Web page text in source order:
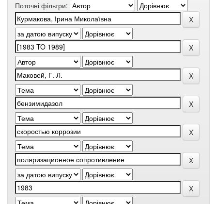
Поточні фільтри: